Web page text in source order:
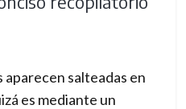
aparecen salteadas en
es mediante un